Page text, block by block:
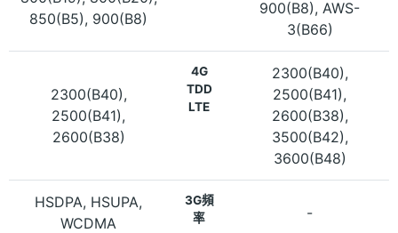
850(B5), 900(B8)
900(B8), AWS-
3(B66)
2300(B40),
2500(B41),
2600(B38)
4G
TDD
LTE
2300(B40),
2500(B41),
2600(B38),
3500(B42),
3600(B48)
HSDPA, HSUPA,
WCDMA
3G頻
率
-